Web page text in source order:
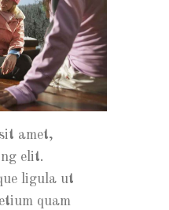
amet,
elit.
ligula ut
quam